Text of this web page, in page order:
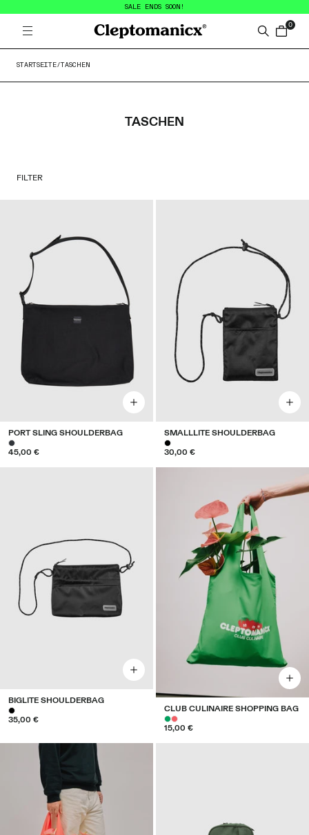
SALE ENDS SOON!
Open menu
Cleptomanicx
Search
0
items
STARTSEITE/TASCHEN
TASCHEN
FILTER
PORT SLING SHOULDERBAG
45,00 €
SMALLLITE SHOULDERBAG
30,00 €
BIGLITE SHOULDERBAG
35,00 €
CLUB CULINAIRE SHOPPING BAG
15,00 €